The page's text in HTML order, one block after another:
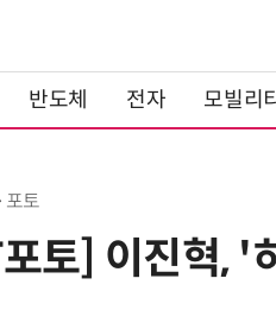
반도체 전자 모빌리티
포토
토] 이진혁, '